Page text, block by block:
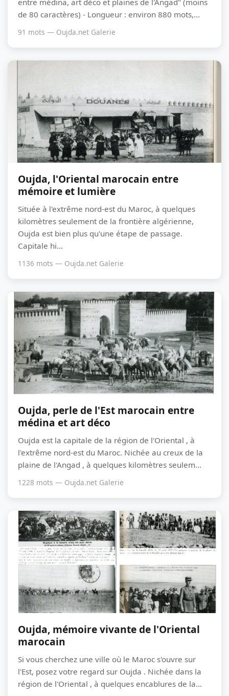
entre médina, art déco et plaines de l'Angad" (moins
de 80 caractères) - Longueur : environ 880 mots,...
91 mots — Oujda.net Galerie
Oujda, l'Oriental marocain entre
mémoire et lumière
Située à l'extrême nord-est du Maroc, à quelques
kilomètres seulement de la frontière algérienne,
Oujda est bien plus qu'une étape de passage.
Capitale hi...
1136 mots — Oujda.net Galerie
Oujda, perle de l'Est marocain entre
médina et art déco
Oujda est la capitale de la région de l'Oriental , à
l'extrême nord-est du Maroc. Nichée au creux de la
plaine de l'Angad , à quelques kilomètres seulem...
1228 mots — Oujda.net Galerie
Oujda, mémoire vivante de l'Oriental
marocain
Si vous cherchez une ville où le Maroc s'ouvre sur
l'Est, posez votre regard sur Oujda . Nichée dans la
région de l'Oriental , à quelques encablures de la...